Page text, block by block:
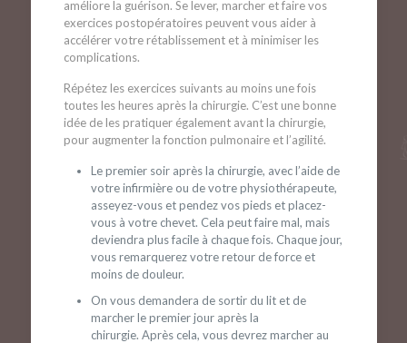
améliore la guérison. Se lever, marcher et faire vos
exercices postopératoires peuvent vous aider à
accélérer votre rétablissement et à minimiser les
complications.
Répétez les exercices suivants au moins une fois
toutes les heures après la chirurgie. C’est une bonne
idée de les pratiquer également avant la chirurgie,
pour augmenter la fonction pulmonaire et l’agilité.
Le premier soir après la chirurgie, avec l’aide de
votre infirmière ou de votre physiothérapeute,
asseyez-vous et pendez vos pieds et placez-
vous à votre chevet. Cela peut faire mal, mais
deviendra plus facile à chaque fois. Chaque jour,
vous remarquerez votre retour de force et
moins de douleur.
On vous demandera de sortir du lit et de
marcher le premier jour après la
chirurgie. Après cela, vous devrez marcher au